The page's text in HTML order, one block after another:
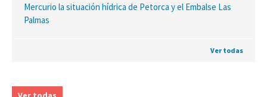
Mercurio la situación hídrica de Petorca y el Embalse Las
Palmas
Ver todas